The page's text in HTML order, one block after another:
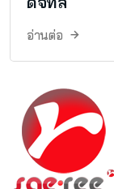
อ่านต่อ